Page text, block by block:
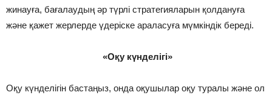
жинауға, бағалаудың әр түрлі стратегияларын қолдануға
және қажет жерлерде үдеріске араласуға мүмкіндік береді.
«Оқу күнделігі»
Оқу күнделігін бастаңыз, онда оқушылар оқу туралы және ол